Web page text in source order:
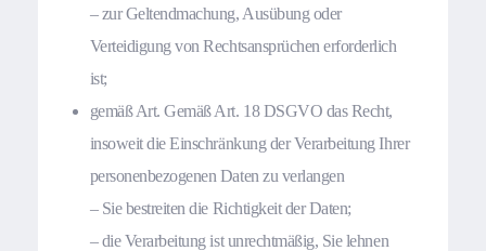
– zur Geltendmachung, Ausübung oder
Verteidigung von Rechtsansprüchen erforderlich
ist;
gemäß Art. Gemäß Art. 18 DSGVO das Recht,
insoweit die Einschränkung der Verarbeitung Ihrer
personenbezogenen Daten zu verlangen
– Sie bestreiten die Richtigkeit der Daten;
– die Verarbeitung ist unrechtmäßig, Sie lehnen